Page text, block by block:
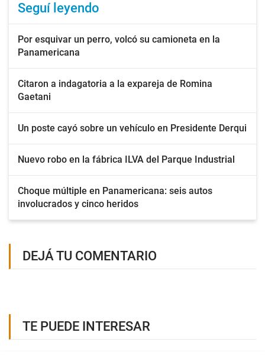
Seguí leyendo
Por esquivar un perro, volcó su camioneta en la
Panamericana
Citaron a indagatoria a la expareja de Romina
Gaetani
Un poste cayó sobre un vehículo en Presidente Derqui
Nuevo robo en la fábrica ILVA del Parque Industrial
Choque múltiple en Panamericana: seis autos
involucrados y cinco heridos
DEJÁ TU COMENTARIO
TE PUEDE INTERESAR